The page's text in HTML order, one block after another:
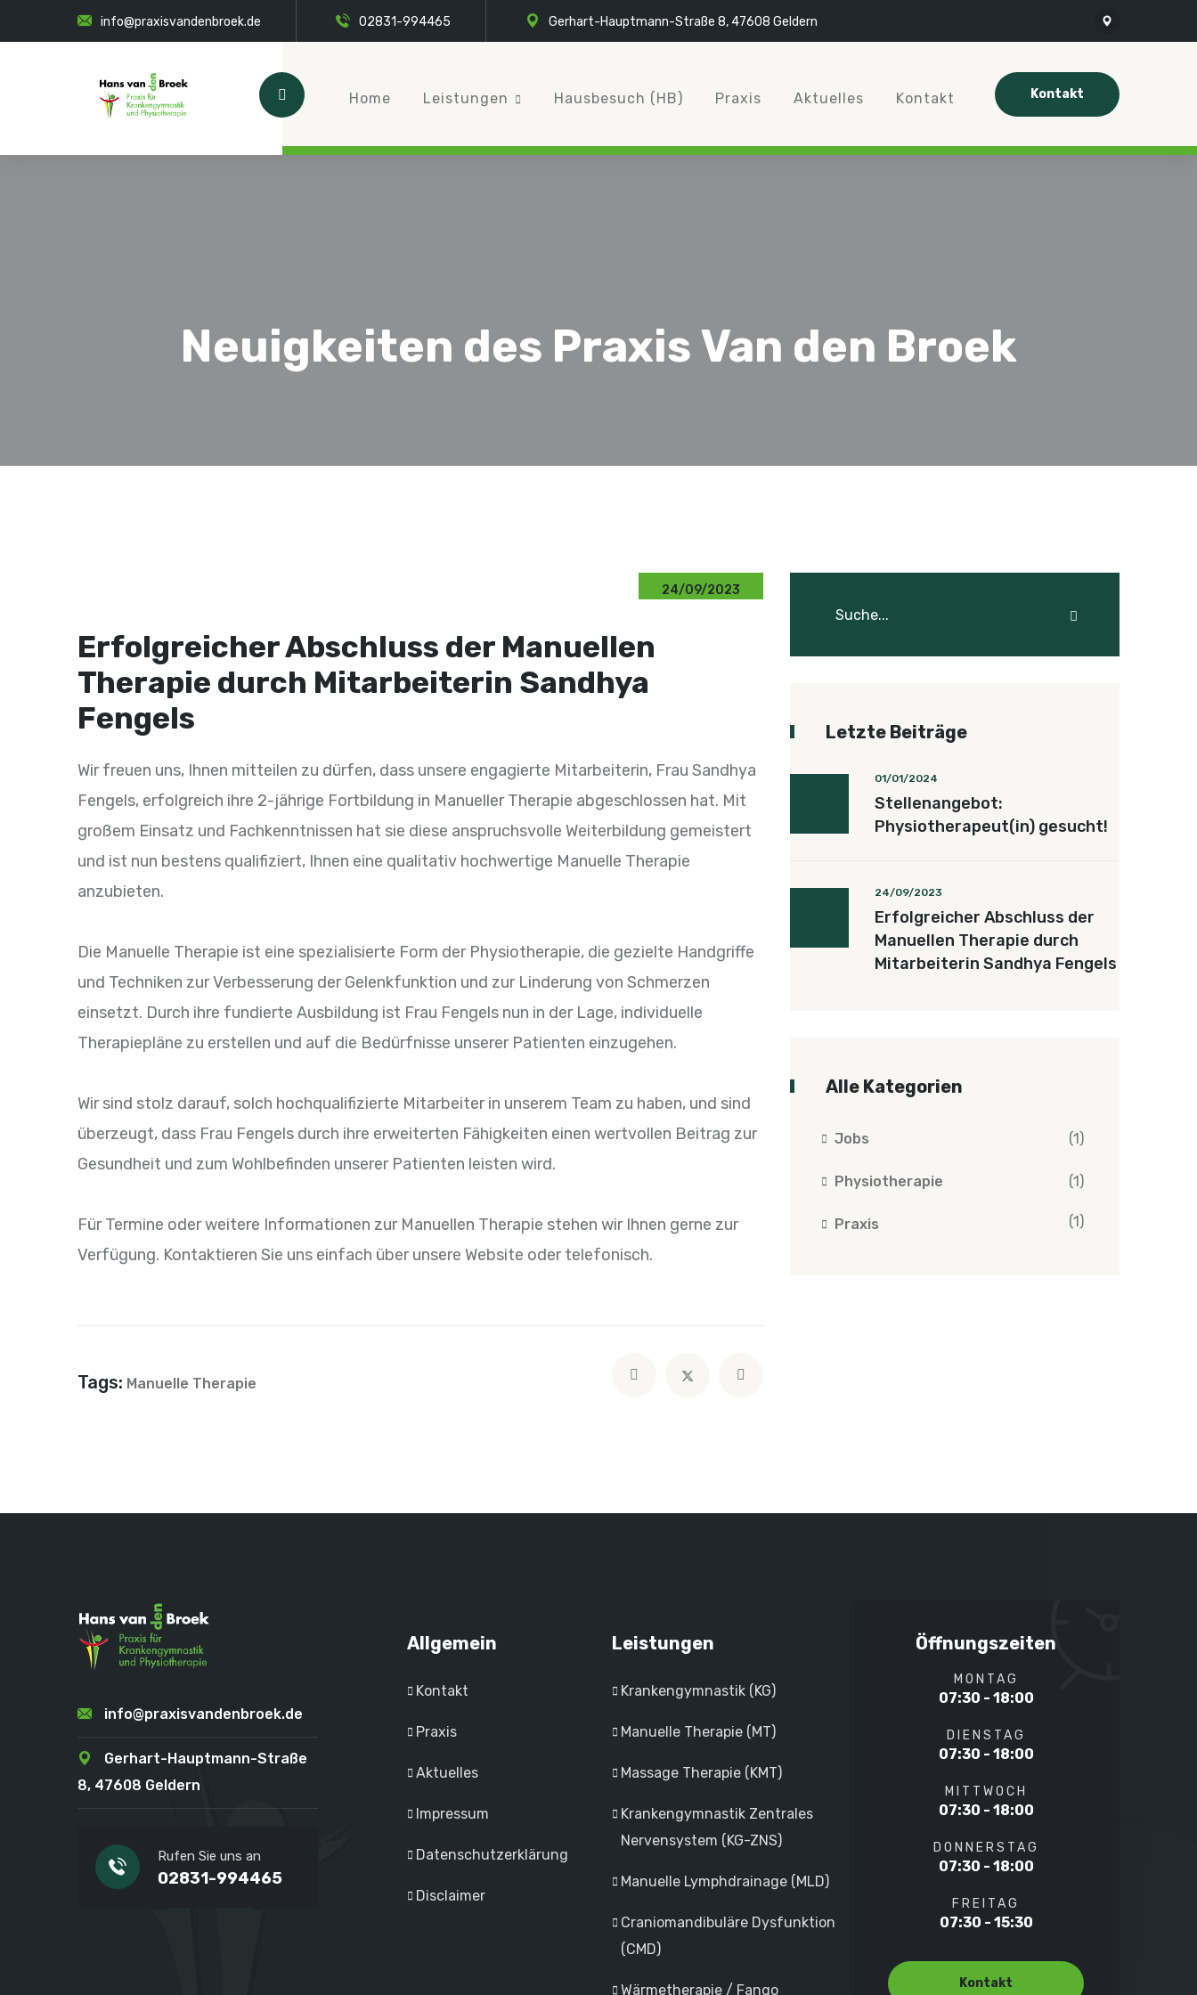
info@praxisvandenbroek.de 02831-994465 Gerhart-Hauptmann-Straße 8, 47608 Geldern
Home Leistungen Hausbesuch (HB) Praxis Aktuelles Kontakt Kontakt
Neuigkeiten des Praxis Van den Broek
24/09/2023
Erfolgreicher Abschluss der Manuellen
Therapie durch Mitarbeiterin Sandhya
Fengels
Wir freuen uns, Ihnen mitteilen zu dürfen, dass unsere engagierte Mitarbeiterin, Frau Sandhya
Fengels, erfolgreich ihre 2-jährige Fortbildung in Manueller Therapie abgeschlossen hat. Mit
großem Einsatz und Fachkenntnissen hat sie diese anspruchsvolle Weiterbildung gemeistert
und ist nun bestens qualifiziert, Ihnen eine qualitativ hochwertige Manuelle Therapie
anzubieten.
Die Manuelle Therapie ist eine spezialisierte Form der Physiotherapie, die gezielte Handgriffe
und Techniken zur Verbesserung der Gelenkfunktion und zur Linderung von Schmerzen
einsetzt. Durch ihre fundierte Ausbildung ist Frau Fengels nun in der Lage, individuelle
Therapiepläne zu erstellen und auf die Bedürfnisse unserer Patienten einzugehen.
Wir sind stolz darauf, solch hochqualifizierte Mitarbeiter in unserem Team zu haben, und sind
überzeugt, dass Frau Fengels durch ihre erweiterten Fähigkeiten einen wertvollen Beitrag zur
Gesundheit und zum Wohlbefinden unserer Patienten leisten wird.
Für Termine oder weitere Informationen zur Manuellen Therapie stehen wir Ihnen gerne zur
Verfügung. Kontaktieren Sie uns einfach über unsere Website oder telefonisch.
Tags: Manuelle Therapie
Letzte Beiträge
01/01/2024
Stellenangebot:
Physiotherapeut(in) gesucht!
24/09/2023
Erfolgreicher Abschluss der
Manuellen Therapie durch
Mitarbeiterin Sandhya Fengels
Alle Kategorien
Jobs (1)
Physiotherapie (1)
Praxis (1)
info@praxisvandenbroek.de
Gerhart-Hauptmann-Straße
8, 47608 Geldern
Rufen Sie uns an
02831-994465
Allgemein
Kontakt
Praxis
Aktuelles
Impressum
Datenschutzerklärung
Disclaimer
Leistungen
Krankengymnastik (KG)
Manuelle Therapie (MT)
Massage Therapie (KMT)
Krankengymnastik Zentrales
Nervensystem (KG-ZNS)
Manuelle Lymphdrainage (MLD)
Craniomandibuläre Dysfunktion
(CMD)
Wärmetherapie / Fango
Öffnungszeiten
MONTAG
07:30 - 18:00
DIENSTAG
07:30 - 18:00
MITTWOCH
07:30 - 18:00
DONNERSTAG
07:30 - 18:00
FREITAG
07:30 - 15:30
Kontakt